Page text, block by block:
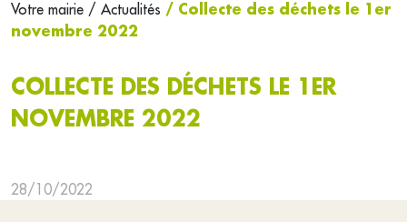
Votre mairie / Actualités / Collecte des déchets le 1er
novembre 2022
COLLECTE DES DÉCHETS LE 1ER
NOVEMBRE 2022
28/10/2022